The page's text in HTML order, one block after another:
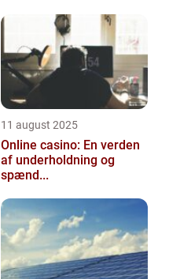
11 august 2025
Online casino: En verden
af underholdning og
spænd...